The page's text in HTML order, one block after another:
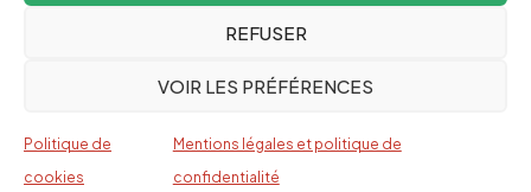
REFUSER
VOIR LES PRÉFÉRENCES
Politique de
cookies
Mentions légales et politique de
confidentialité
pour le changer
Espagnol